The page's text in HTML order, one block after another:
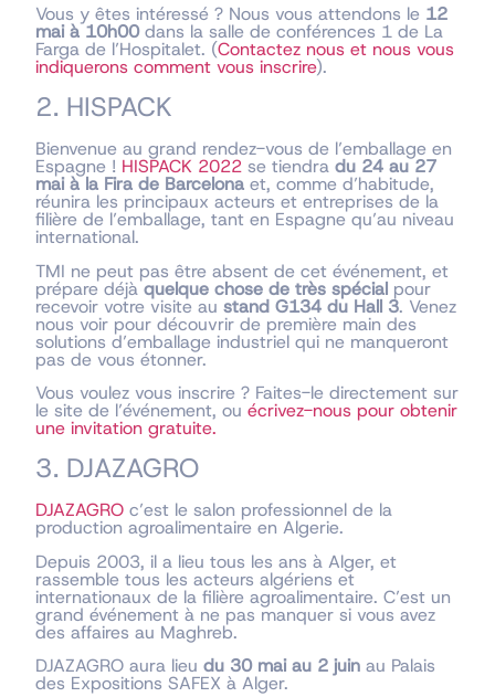
Vous y êtes intéressé ? Nous vous attendons le 12
mai à 10h00dans la salle de conférences 1 de La
Farga de l’Hospitalet. (Contactez nous et nous vous
indiquerons comment vous inscrire).
2. HISPACK
Bienvenue au grand rendez-vous de l’emballage en
Espagne ! HISPACK 2022 se tiendradu 24 au 27
mai à la Fira de Barcelonaet, comme d’habitude,
réunira les principaux acteurs et entreprises de la
filière de l’emballage, tant en Espagne qu’au niveau
international.
TMI ne peut pas être absent de cet événement, et
prépare déjàquelque chose de très spécial pour
recevoir votre visite austand G134 du Hall 3. Venez
nous voir pour découvrir de première main des
solutions d’emballage industriel qui ne manqueront
pas de vous étonner.
Vous voulez vous inscrire ? Faites-le directement sur
le site de l’événement, ouécrivez-nous pour obtenir
une invitation gratuite.
3. DJAZAGRO
DJAZAGRO c’est le salon professionnel de la
production agroalimentaire en Algerie.
Depuis 2003, il a lieu tous les ans à Alger, et
rassemble tous les acteurs algériens et
internationaux de la filière agroalimentaire. C’est un
grand événement à ne pas manquer si vous avez
des affaires au Maghreb.
DJAZAGRO aura lieudu 30 mai au 2 juinau Palais
des Expositions SAFEX à Alger.